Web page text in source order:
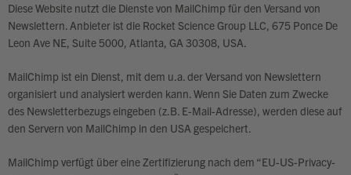
Diese Website nutzt die Dienste von MailChimp für den Versand von
Newslettern. Anbieter ist die Rocket Science Group LLC, 675 Ponce De
Leon Ave NE, Suite 5000, Atlanta, GA 30308, USA.
MailChimp ist ein Dienst, mit dem u.a. der Versand von Newslettern
organisiert und analysiert werden kann. Wenn Sie Daten zum Zwecke
des Newsletterbezugs eingeben (z.B. E-Mail-Adresse), werden diese auf
den Servern von MailChimp in den USA gespeichert.
MailChimp verfügt über eine Zertifizierung nach dem “EU-US-Privacy-